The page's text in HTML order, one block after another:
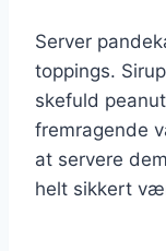
Server
toppings.
skefuld
fremragende
at servere
helt sikkert